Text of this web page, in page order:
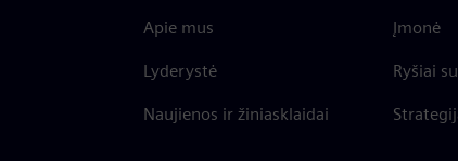
Apie mus
Lyderystė
Naujienos ir žiniasklaidai
Įmonė
Ryšiai